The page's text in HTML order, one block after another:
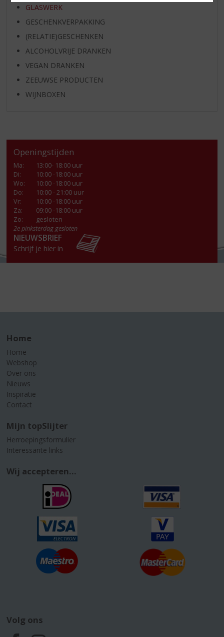
GLASWERK
GESCHENKVERPAKKING
(RELATIE)GESCHENKEN
ALCOHOLVRIJE DRANKEN
VEGAN DRANKEN
ZEEUWSE PRODUCTEN
WIJNBOXEN
Openingstijden
Ma:
13:00- 18:00 uur
Di:
10:00 -18:00 uur
Wo:
10:00 -18:00 uur
Do:
10:00 - 21:00 uur
Vr:
10:00 -18:00 uur
Za:
09:00 -18:00 uur
Zo:
gesloten
2e pinksterdag gesloten
NIEUWSBRIEF
Schrijf je hier in
Home
Home
Webshop
Over ons
Nieuws
Inspiratie
Contact
Mijn topSlijter
Herroepingsformulier
Interessante links
Wij accepteren...
Volg ons